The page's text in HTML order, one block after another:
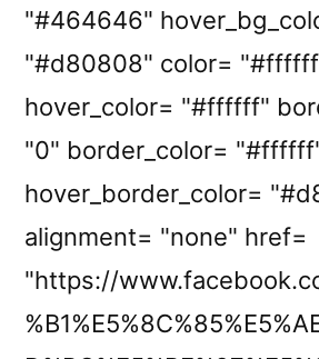
"#464646"
"#d80808" color=
hover_color= "#ffffff"
"0" border_color=
hover_border_color=
alignment= "none" href=
"https://